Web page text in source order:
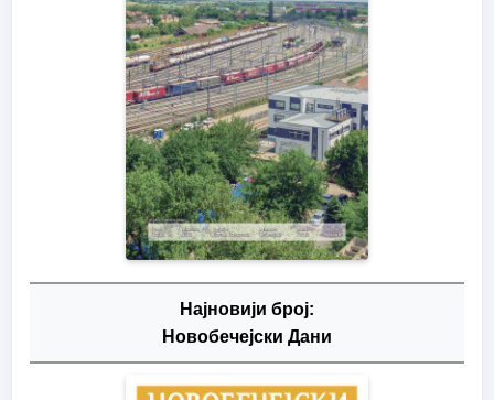
Најновији број:
Новобечејски Дани